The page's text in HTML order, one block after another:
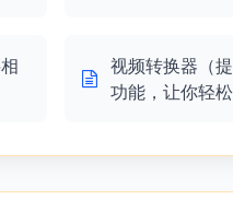
视频转换器（
功能，让你轻松